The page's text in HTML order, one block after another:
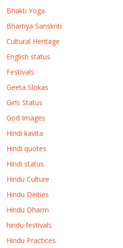
Bhakti Yoga
Bhartiya Sanskriti
Cultural Heritage
English status
Festivals
Geeta Slokas
Girls Status
God Images
Hindi kavita
Hindi quotes
Hindi status
Hindu Culture
Hindu Deities
Hindu Dharm
hindu festivals
Hindu Practices